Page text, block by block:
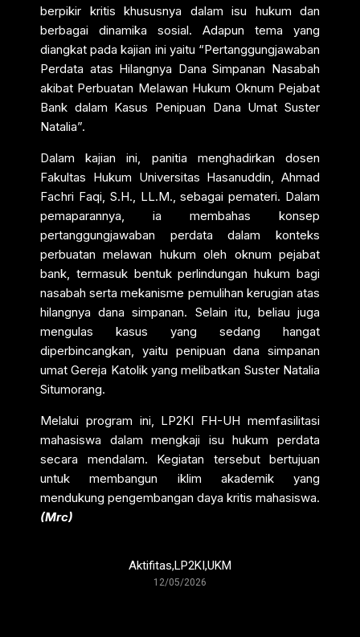
berpikir kritis khususnya dalam isu hukum dan
berbagai dinamika sosial. Adapun tema yang
diangkat pada kajian ini yaitu “Pertanggungjawaban
Perdata atas Hilangnya Dana Simpanan Nasabah
akibat Perbuatan Melawan Hukum Oknum Pejabat
Bank dalam Kasus Penipuan Dana Umat Suster
Natalia”.
Dalam kajian ini, panitia menghadirkan dosen
Fakultas Hukum Universitas Hasanuddin, Ahmad
Fachri Faqi, S.H., LL.M., sebagai pemateri. Dalam
pemaparannya, ia membahas konsep
pertanggungjawaban perdata dalam konteks
perbuatan melawan hukum oleh oknum pejabat
bank, termasuk bentuk perlindungan hukum bagi
nasabah serta mekanisme pemulihan kerugian atas
hilangnya dana simpanan. Selain itu, beliau juga
mengulas kasus yang sedang hangat
diperbincangkan, yaitu penipuan dana simpanan
umat Gereja Katolik yang melibatkan Suster Natalia
Situmorang.
Melalui program ini, LP2KI FH-UH memfasilitasi
mahasiswa dalam mengkaji isu hukum perdata
secara mendalam. Kegiatan tersebut bertujuan
untuk membangun iklim akademik yang
mendukung pengembangan daya kritis mahasiswa.
(Mrc)
Aktifitas,LP2KI,UKM
12/05/2026